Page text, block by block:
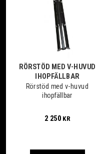
RÖRSTÖD MED V-HUVUD
IHOPFÄLLBAR
Rörstöd med v-huvud
ihopfällbar
2 250KR